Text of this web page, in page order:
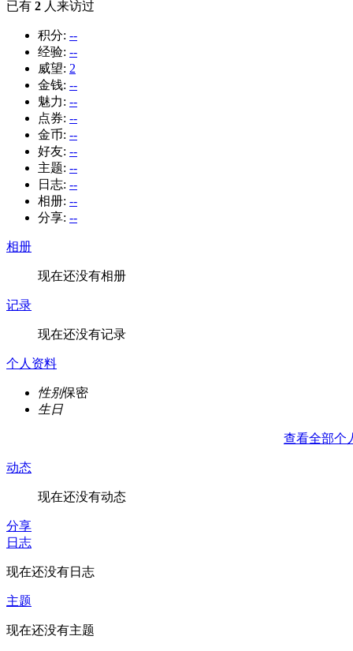
已有 2 人来访过
积分: --
经验: --
威望: 2
金钱: --
魅力: --
点券: --
金币: --
好友: --
主题: --
日志: --
相册: --
分享: --
相册
现在还没有相册
记录
现在还没有记录
个人资料
性别保密
生日
查看全部个
动态
现在还没有动态
分享
日志
现在还没有日志
主题
现在还没有主题